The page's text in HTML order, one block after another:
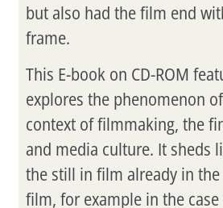
but also had the film end
frame.
This E-book on CD-ROM
explores the phenomenon
context of filmmaking, the
and media culture. It sheds
the still in film already in
film, for example in the